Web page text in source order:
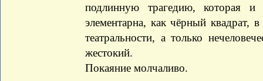
подлинную трагедию, которая
элементарна, как чёрный квадрат,
театральности, а только
жестокий.
Покаяние молчаливо.